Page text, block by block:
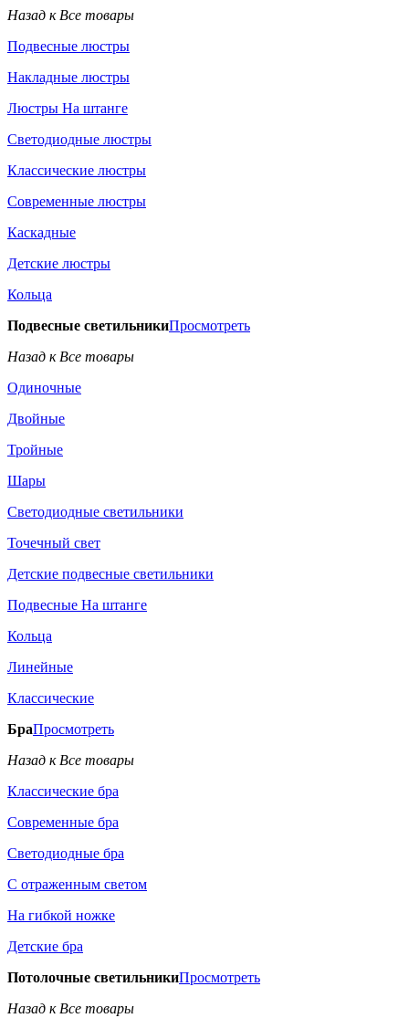
Назад к Все товары
Подвесные люстры
Накладные люстры
Люстры На штанге
Светодиодные люстры
Классические люстры
Современные люстры
Каскадные
Детские люстры
Кольца
Подвесные светильникиПросмотреть
Назад к Все товары
Одиночные
Двойные
Тройные
Шары
Светодиодные светильники
Точечный свет
Детские подвесные светильники
Подвесные На штанге
Кольца
Линейные
Классические
БраПросмотреть
Назад к Все товары
Классические бра
Современные бра
Светодиодные бра
С отраженным светом
На гибкой ножке
Детские бра
Потолочные светильникиПросмотреть
Назад к Все товары